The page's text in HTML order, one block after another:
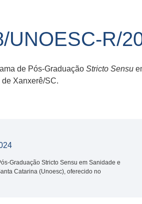
UNOESC-R/
de Pós-Graduação Stricto Sensu
Xanxerê/SC.
Graduação Stricto Sensu em Sanidade e
Catarina (Unoesc), oferecido no